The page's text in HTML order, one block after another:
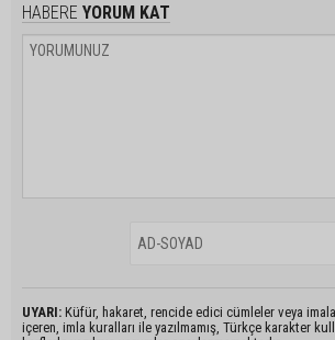
HABERE YORUM KAT
UYARI: Küfür, hakaret, rencide edici cümleler veya
içeren, imla kuralları ile yazılmamış, Türkçe karakter